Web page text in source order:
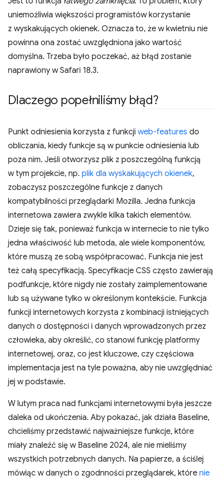
uniemożliwia większości programistów korzystanie
z wyskakujących okienek. Oznacza to, że w kwietniu nie
powinna ona zostać uwzględniona jako wartość
domyślna. Trzeba było poczekać, aż błąd zostanie
naprawiony w Safari 18.3.
Dlaczego popełniliśmy błąd?
Punkt odniesienia korzysta z funkcji web-features do
obliczania, kiedy funkcje są w punkcie odniesienia lub
poza nim. Jeśli otworzysz plik z poszczególną funkcją
w tym projekcie, np. plik dla wyskakujących okienek,
zobaczysz poszczególne funkcje z danych
kompatybilności przeglądarki Mozilla. Jedna funkcja
internetowa zawiera zwykle kilka takich elementów.
Dzieje się tak, ponieważ funkcja w internecie to nie tylko
jedna właściwość lub metoda, ale wiele komponentów,
które muszą ze sobą współpracować. Funkcja nie jest
też całą specyfikacją. Specyfikacje CSS często zawierają
podfunkcje, które nigdy nie zostały zaimplementowane
lub są używane tylko w określonym kontekście. Funkcja
funkcji internetowych korzysta z kombinacji istniejących
danych o dostępności i danych wprowadzonych przez
człowieka, aby określić, co stanowi funkcję platformy
internetowej, oraz, co jest kluczowe, czy częściowa
implementacja jest na tyle poważna, aby nie uwzględniać
jej w podstawie.
W lutym praca nad funkcjami internetowymi była jeszcze
daleka od ukończenia. Aby pokazać, jak działa Baseline,
chcieliśmy przedstawić najważniejsze funkcje, które
miały znaleźć się w Baseline 2024, ale nie mieliśmy
wszystkich potrzebnych danych. Na papierze, a ściślej
mówiąc w danych o zgodnności przeglądarek, które nie